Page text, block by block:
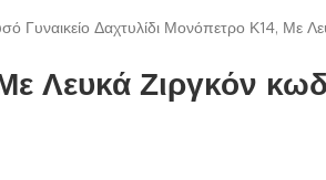
Γυναικείο Δαχτυλίδι Μονόπετρο Κ14, Με
Λευκά Ζιργκόν